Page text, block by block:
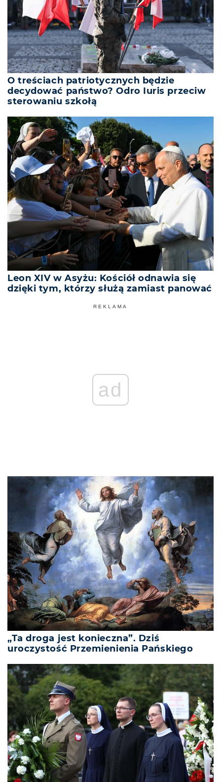
O treściach patriotycznych będzie
decydować państwo? Odro Iuris przeciw
sterowaniu szkołą
Leon XIV w Asyżu: Kościół odnawia się
dzięki tym, którzy służą zamiast panować
REKLAMA
ad
„Ta droga jest konieczna”. Dziś
uroczystość Przemienienia Pańskiego